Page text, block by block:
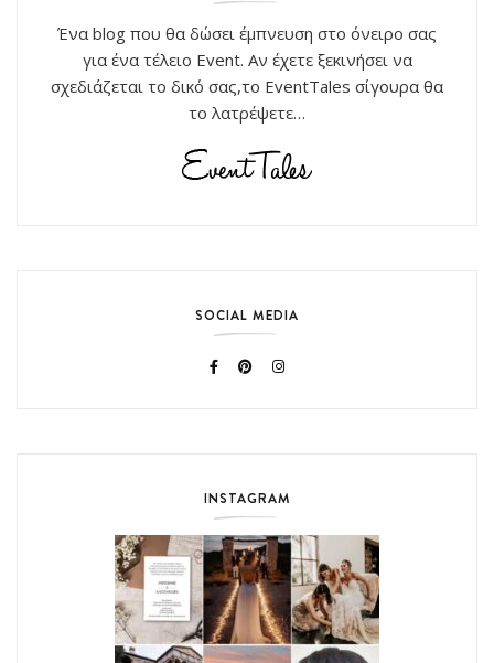
Ένα blog που θα δώσει έμπνευση στο όνειρο σας
για ένα τέλειο Event. Αν έχετε ξεκινήσει να
σχεδιάζεται το δικό σας,το EventTales σίγουρα θα
το λατρέψετε…
SOCIAL MEDIA
INSTAGRAM